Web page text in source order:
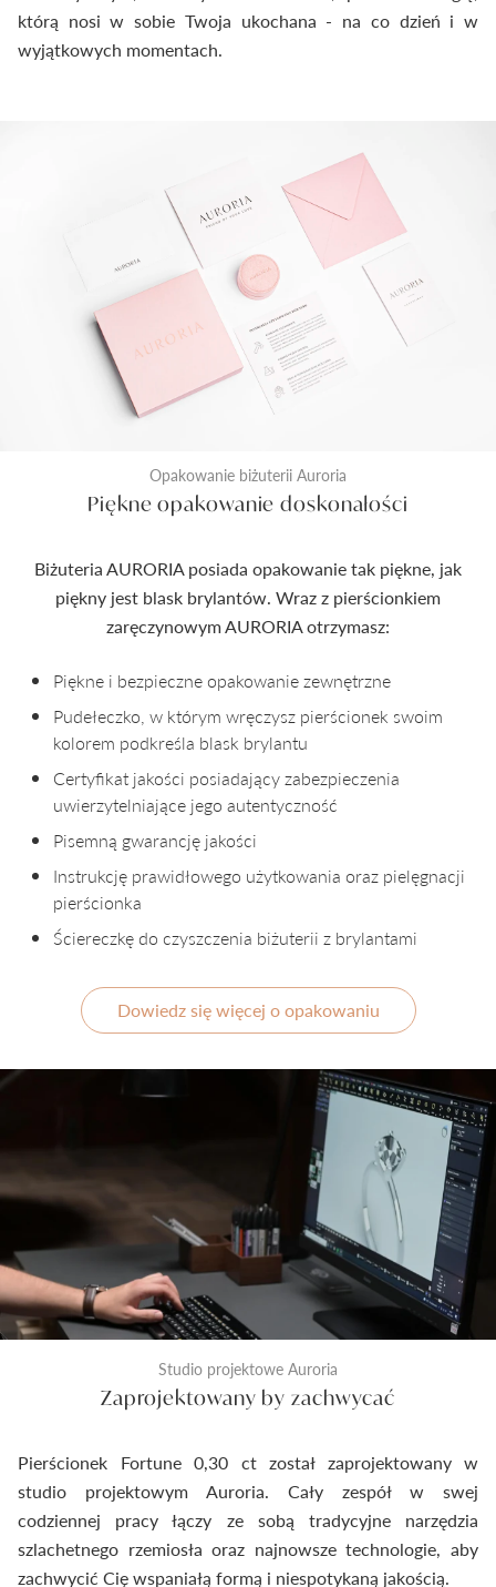
którą nosi w sobie Twoja ukochana - na co dzień i w
wyjątkowych momentach.
Opakowanie biżuterii Auroria
Piękne opakowanie doskonałości
Biżuteria AURORIA posiada opakowanie tak piękne, jak
piękny jest blask brylantów. Wraz z pierścionkiem
zaręczynowym AURORIA otrzymasz:
Piękne i bezpieczne opakowanie zewnętrzne
Pudełeczko, w którym wręczysz pierścionek swoim
kolorem podkreśla blask brylantu
Certyfikat jakości posiadający zabezpieczenia
uwierzytelniające jego autentyczność
Pisemną gwarancję jakości
Instrukcję prawidłowego użytkowania oraz pielęgnacji
pierścionka
Ściereczkę do czyszczenia biżuterii z brylantami
Dowiedz się więcej o opakowaniu
Studio projektowe Auroria
Zaprojektowany by zachwycać
Pierścionek Fortune 0,30 ct został zaprojektowany w
studio projektowym Auroria. Cały zespół w swej
codziennej pracy łączy ze sobą tradycyjne narzędzia
szlachetnego rzemiosła oraz najnowsze technologie, aby
zachwycić Cię wspaniałą formą i niespotykaną jakością.